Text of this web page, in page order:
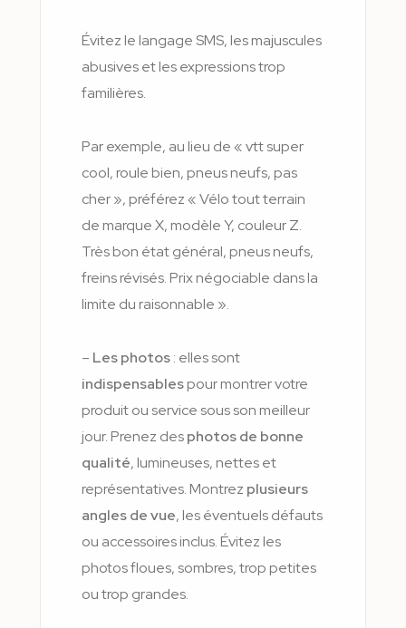
Évitez le langage SMS, les majuscules
abusives et les expressions trop
familières.
Par exemple, au lieu de « vtt super
cool, roule bien, pneus neufs, pas
cher », préférez « Vélo tout terrain
de marque X, modèle Y, couleur Z.
Très bon état général, pneus neufs,
freins révisés. Prix négociable dans la
limite du raisonnable ».
– Les photos: elles sont
indispensablespour montrer votre
produit ou service sous son meilleur
jour. Prenez desphotos de bonne
qualité, lumineuses, nettes et
représentatives. Montrez plusieurs
angles de vue, les éventuels défauts
ou accessoires inclus. Évitez les
photos floues, sombres, trop petites
ou trop grandes.